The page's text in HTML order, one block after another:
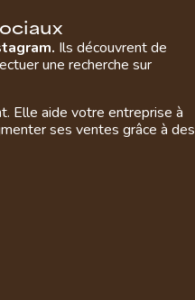
ociaux
Ils découvrent de
une recherche sur
Elle aide votre entreprise à
ses ventes grâce à des